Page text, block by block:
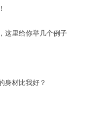
这里给你举几个例子
身材比我好？